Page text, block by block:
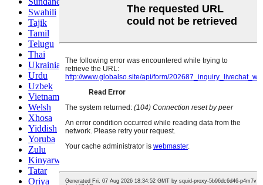
Swahili
Tajik
Tamil
Telugu
Thai
Ukrainian
Urdu
Uzbek
Vietnamese
Welsh
Xhosa
Yiddish
Yoruba
Zulu
Kinyarwanda
Tatar
Oriya